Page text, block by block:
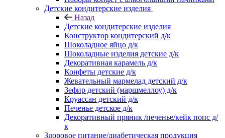
Детские кондитерские изделия
Назад
Детские кондитерские изделия
Конструктор кондитерский д/к
Шоколадное яйцо д/к
Шоколадные изделия детские д/к
Декоративная карамель д/к
Конфеты детские д/к
Жевательный мармелад детский д/к
Зефир детский (маршмеллоу) д/к
Круассан детский д/к
Печенье детское д/к
Декоративный пряник /печенье/кейк попс д/
к
Здоровое питание/диабетическая продукция